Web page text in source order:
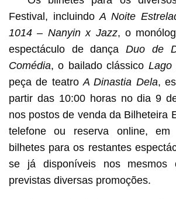
Festival, incluindoA Noite
1014 – Nanyin x Jazz, o
espectáculo de dançaDuo de
Comédia, o bailado clássico Lago
peça de teatro A Dinastia Dela,
partir das 10:00 horas no dia 9
nos postos de venda da Bilheteira
telefone ou reserva online, em
bilhetes para os restantes
se já disponíveis nos mesmos
previstas diversas promoções.